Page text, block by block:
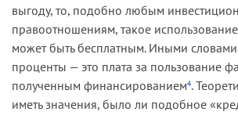
выгоду, то, подобно любым
правоотношениям, такое
может быть бесплатным. Иными
проценты — это плата за пользование
полученным финансированием4.
иметь значения, было ли подобное